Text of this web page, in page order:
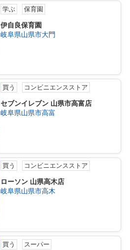
学ぶ 保育園
伊自良保育園
岐阜県山県市大門
買う コンビニエンスストア
セブンイレブン 山県市高富店
岐阜県山県市高富
買う コンビニエンスストア
ローソン 山県高木店
岐阜県山県市高木
買う スーパー